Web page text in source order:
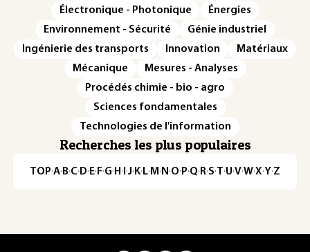
Électronique - Photonique
Énergies
Environnement - Sécurité
Génie industriel
Ingénierie des transports
Innovation
Matériaux
Mécanique
Mesures - Analyses
Procédés chimie - bio - agro
Sciences fondamentales
Technologies de l'information
Recherches les plus populaires
TOP·A·B·C· D· E· F·G· H · ·J· K· L· M · N ·O· P·Q· R·S·T·U·V·W·X·Y·Z